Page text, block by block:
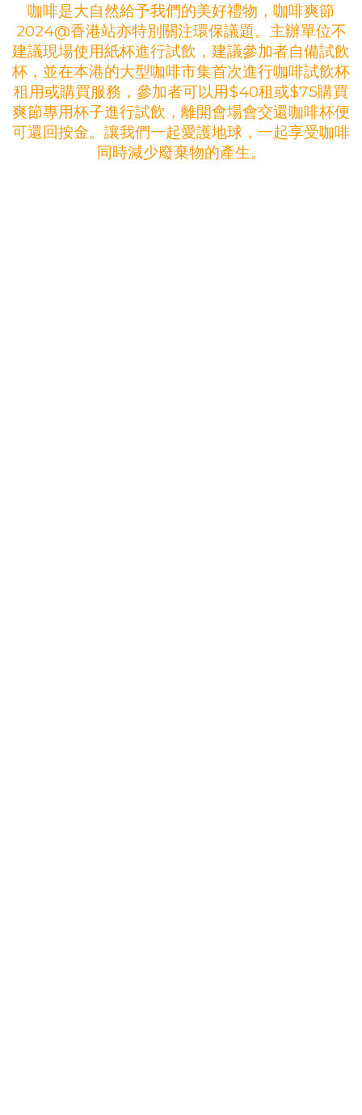
咖啡是大自然給予我們的美好禮物，咖啡爽節
2024@香港站亦特別關注環保議題。主辦單位不
建議現場使用紙杯進行試飲，建議參加者自備試飲
杯，並在本港的大型咖啡市集首次進行咖啡試飲杯
租用或購買服務，參加者可以用$40租或$75購買
爽節專用杯子進行試飲，離開會場會交還咖啡杯便
可還回按金。讓我們一起愛護地球，一起享受咖啡
同時減少廢棄物的產生。